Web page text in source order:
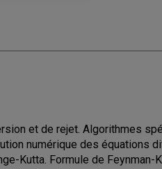
et de rejet. Algorithmes
numérique des équations
Kutta. Formule de Feynman-